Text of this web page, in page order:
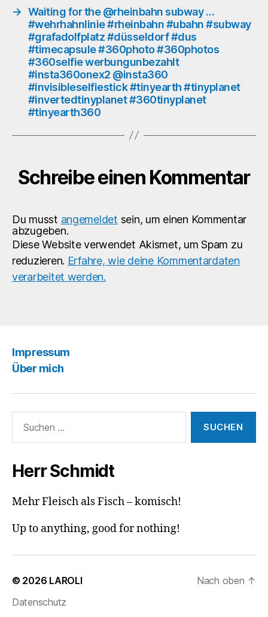
#invisibleselfiestick
#tinyearth
#tinyplanet
#invertedtinyplanet
#gay
#queer
→ Waiting for the @rheinbahn subway …
#wehrhahnlinie #rheinbahn #ubahn #subway
#grafadolfplatz #düsseldorf #dus
#timecapsule #360photo #360photos
#360selfie werbungunbezahlt
#insta360onex2 @insta360
#invisibleselfiestick #tinyearth #tinyplanet
#invertedtinyplanet #360tinyplanet
#tinyearth360
Schreibe einen Kommentar
Du musst angemeldet sein, um einen Kommentar
abzugeben.
Diese Website verwendet Akismet, um Spam zu
reduzieren. Erfahre, wie deine Kommentardaten
verarbeitet werden.
Impressum
Über mich
nach:
Herr Schmidt
Mehr Fleisch als Fisch – komisch!
Up to anything, good for nothing!
© 2026 LAROLI
Datenschutz
Nach oben ↑